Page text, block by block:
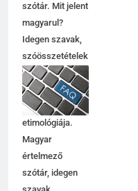
szótár. Mit jelent
magyarul?
Idegen szavak,
szóösszetételek
jelentése,
magyarázata,
használata,
etimológiája.
Magyar
értelmező
szótár, idegen
6
7